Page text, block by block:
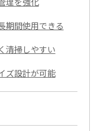
期間使用できる
清掃しやすい
ズ設計が可能